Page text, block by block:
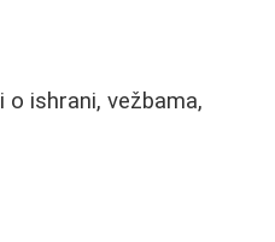
ishrani, vežbama,